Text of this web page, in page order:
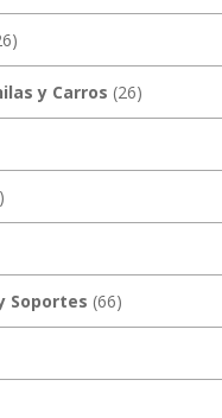
y Carros (26)
Soportes (66)